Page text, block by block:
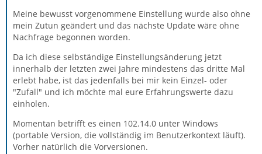
Meine bewusst vorgenommene Einstellung wurde also ohne
mein Zutun geändert und das nächste Update wäre ohne
Nachfrage begonnen worden.
Da ich diese selbständige Einstellungsänderung jetzt
innerhalb der letzten zwei Jahre mindestens das dritte Mal
erlebt habe, ist das jedenfalls bei mir kein Einzel- oder
"Zufall" und ich möchte mal eure Erfahrungswerte dazu
einholen.
Momentan betrifft es einen 102.14.0 unter Windows
(portable Version, die vollständig im Benutzerkontext läuft).
Vorher natürlich die Vorversionen.